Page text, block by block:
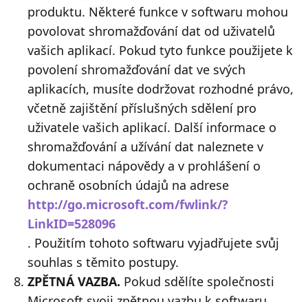
produktu. Některé funkce v softwaru mohou
povolovat shromažďování dat od uživatelů
vašich aplikací. Pokud tyto funkce použijete k
povolení shromažďování dat ve svých
aplikacích, musíte dodržovat rozhodné právo,
včetně zajištění příslušných sdělení pro
uživatele vašich aplikací. Další informace o
shromažďování a užívání dat naleznete v
dokumentaci nápovědy a v prohlášení o
ochraně osobních údajů na adrese
http://go.microsoft.com/fwlink/?
LinkID=528096
. Použitím tohoto softwaru vyjadřujete svůj
souhlas s těmito postupy.
ZPĚTNÁ VAZBA. Pokud sdělíte společnosti